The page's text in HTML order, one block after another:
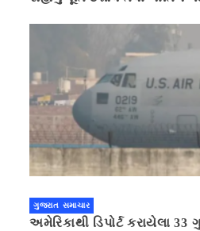
ગુજરાત સમાચાર
અમેરિકાથી ડિપોર્ટ કરાયેલા